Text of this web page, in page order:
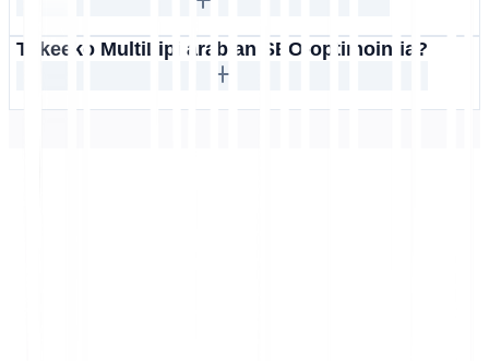
Tukeeko MultiLipi arabian SEO-optimointia?